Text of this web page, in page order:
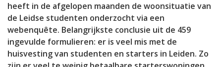
heeft in de afgelopen maanden de woonsituatie van
de Leidse studenten onderzocht via een
webenquête. Belangrijkste conclusie uit de 459
ingevulde formulieren: er is veel mis met de
huisvesting van studenten en starters in Leiden. Zo